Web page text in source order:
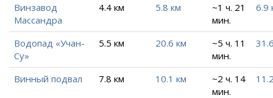
Винзавод
Массандра
4.4 км 5.8 км
~1 ч. 21
мин.
6.9
Водопад «Учан-
Су»
5.5 км 20.6 км
~5 ч. 11
мин.
Винный подвал 7.8 км 10.1 км
~2 ч. 14
мин.